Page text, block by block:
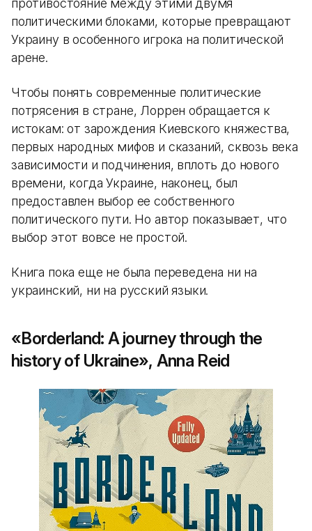
противостояние между этими двумя
политическими блоками, которые превращают
Украину в особенного игрока на политической
арене.
Чтобы понять современные политические
потрясения в стране, Лоррен обращается к
истокам: от зарождения Киевского княжества,
первых народных мифов и сказаний, сквозь века
зависимости и подчинения, вплоть до нового
времени, когда Украине, наконец, был
предоставлен выбор ее собственного
политического пути. Но автор показывает, что
выбор этот вовсе не простой.
Книга пока еще не была переведена ни на
украинский, ни на русский языки.
«Borderland: A journey through the
history of Ukraine», Anna Reid